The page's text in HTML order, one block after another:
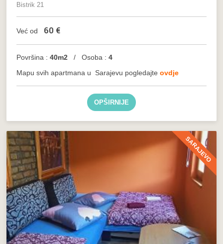
Bistrik 21
Već od 60 €
Površina : 40m2 / Osoba :4
Mapu svih apartmana u Sarajevu pogledajteovdje
OPŠIRNIJE
SARAJEVO